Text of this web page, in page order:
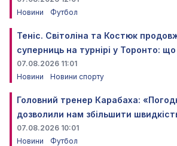
Новини
Футбол
Теніс. Світоліна та Костюк
суперниць на турнірі у Торонто: що
07.08.2026 11:01
Новини
Новини спорту
Головний тренер Карабаха:
дозволили нам збільшити
07.08.2026 10:01
Новини
Футбол